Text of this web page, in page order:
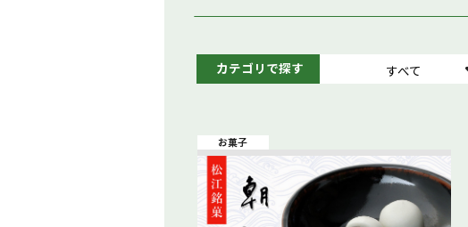
カテゴリで探す すべて
お菓子